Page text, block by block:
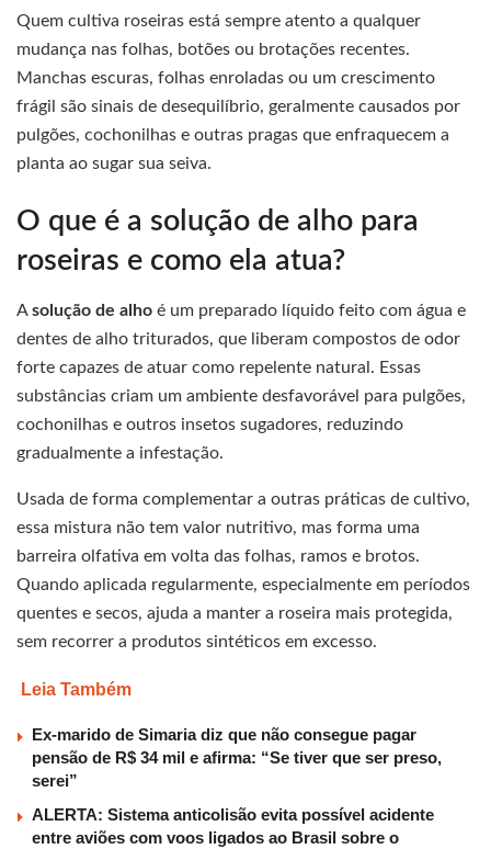
Quem cultiva roseiras está sempre atento a qualquer
mudança nas folhas, botões ou brotações recentes.
Manchas escuras, folhas enroladas ou um crescimento
frágil são sinais de desequilíbrio, geralmente causados por
pulgões, cochonilhas e outras pragas que enfraquecem a
planta ao sugar sua seiva.
O que é a solução de alho para
roseiras e como ela atua?
Asolução de alho é um preparado líquido feito com água e
dentes de alho triturados, que liberam compostos de odor
forte capazes de atuar como repelente natural. Essas
substâncias criam um ambiente desfavorável para pulgões,
cochonilhas e outros insetos sugadores, reduzindo
gradualmente a infestação.
Usada de forma complementar a outras práticas de cultivo,
essa mistura não tem valor nutritivo, mas forma uma
barreira olfativa em volta das folhas, ramos e brotos.
Quando aplicada regularmente, especialmente em períodos
quentes e secos, ajuda a manter a roseira mais protegida,
sem recorrer a produtos sintéticos em excesso.
Leia Também
Ex-marido de Simaria diz que não consegue pagar
pensão de R$ 34 mil e afirma: “Se tiver que ser preso,
serei”
ALERTA: Sistema anticolisão evita possível acidente
entre aviões com voos ligados ao Brasil sobre o